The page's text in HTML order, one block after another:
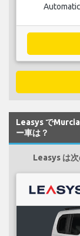
Automatic
Leasys で
ー車は？
Leasys は